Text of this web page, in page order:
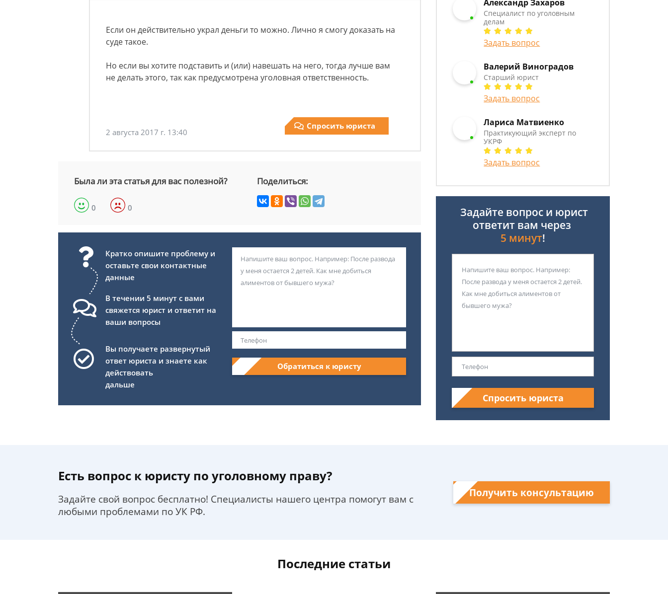
Если он действительно украл деньги то можно. Лично я смогу доказать на
суде такое.
Но если вы хотите подставить и (или) навешать на него, тогда лучше вам
не делать этого, так как предусмотрена уголовная ответственность.
2 августа 2017 г. 13:40
Спросить юриста
Была ли эта статья для вас полезной?
0 0
Поделиться:
Кратко опишите проблему и
оставьте свои контактные
данные
В течении 5 минут с вами
свяжется юрист и ответит на
ваши вопросы
Вы получаете развернутый
ответ юриста и знаете как
действовать
дальше
Обратиться к юристу
Александр Захаров
Специалист по уголовным
делам
Задать вопрос
Валерий Виноградов
Старший юрист
Задать вопрос
Лариса Матвиенко
Практикующий эксперт по
УКРФ
Задать вопрос
Задайте вопрос и юрист
ответит вам через
5 минут!
Спросить юриста
Есть вопрос к юристу по уголовному праву?
Задайте свой вопрос бесплатно! Специалисты нашего центра помогут вам с
любыми проблемами по УК РФ.
Получить консультацию
Последние статьи